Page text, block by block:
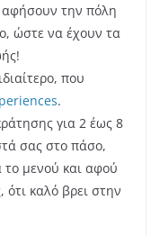
την πόλη
ώστε να έχουν τα
που
.
για 2 έως 8
σας στο πάσο,
το μενού και αφού
καλό βρει στην